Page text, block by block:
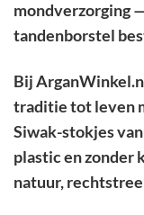
mondverzorging
tandenborstel
Bij
traditie tot leven
Siwak-stokjes
plastic en zonder
natuur,